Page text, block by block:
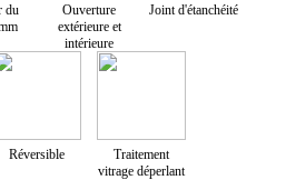
du
Ouverture
extérieure et
intérieure
Joint d'étanchéité
Réversible
Traitement
vitrage déperlant